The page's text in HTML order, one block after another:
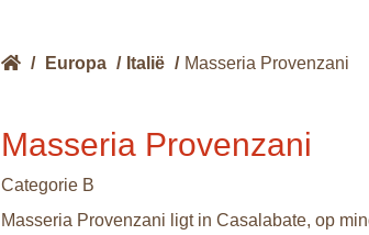
/ Europa / Italië / Masseria Provenzani
Masseria Provenzani
Categorie B
Masseria Provenzani ligt in Casalabate, op